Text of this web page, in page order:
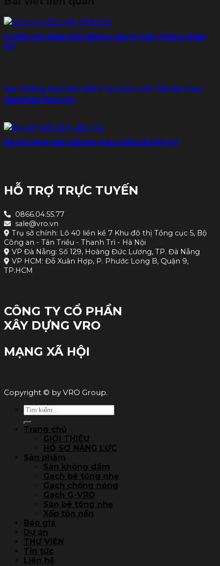
G-VRO cho Nhà phố: Không cần tô trát, Chống thấm
tốt
Sàn Phẳng Hay Sàn Dầm? So Sánh Chi Tiết Để Chọn
Giải Pháp Phù Hợp
Đổ bê tông mái nhà dày bao nhiêu là hợp lý?
HỖ TRỢ TRỰC TUYẾN
0866.04.55.77
sale@vro.vn
Trụ sở chính: Lô 40 liền kề 7 Khu đô thị Tổng cục 5, Bộ
Công an - Tân Triều - Thanh Trì - Hà Nội
VP Đà Nẵng: Số 129, Hoàng Đức Lương, TP. Đà Nẵng
VP HCM: Đỗ Xuân Hợp, P. Phước Long B, Quận 9,
TP.HCM
CÔNG TY CỔ PHẦN
XÂY DỰNG VRO
MẠNG XÃ HỘI
Copyright © by VRO Group.
Tìm
Trang chủ
GIỚI THIỆU
HỒ SƠ NĂNG LỰC
Sản phẩm
Sàn không dầm
Gạch bê tông nhẹ
Gạch chống nóng
Gạch G-VRO
Sàn bê tông nhẹ
Xốp tôn nền
Báo giá
Dự án
THƯ VIỆN
Tin tức
Liên hệ